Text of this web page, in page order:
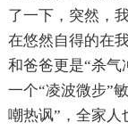
了一下，突然，
在悠然自得的在
和爸爸更是“杀气
一个“凌波微步”
嘲热讽”，全家人